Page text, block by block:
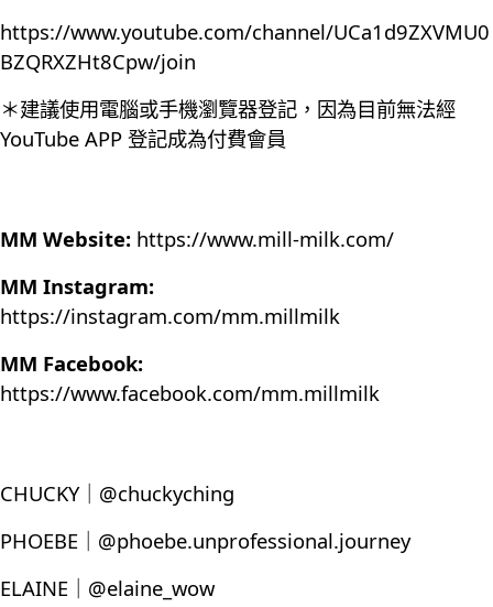
https://www.youtube.com/channel/UCa1d9ZXVMU0
BZQRXZHt8Cpw/join
＊建議使用電腦或手機瀏覽器登記，因為目前無法經
YouTube APP 登記成為付費會員
MM Website: https://www.mill-milk.com/
MM Instagram:
https://instagram.com/mm.millmilk
MM Facebook:
https://www.facebook.com/mm.millmilk
CHUCKY｜@chuckyching
PHOEBE｜@phoebe.unprofessional.journey
ELAINE｜@elaine_wow